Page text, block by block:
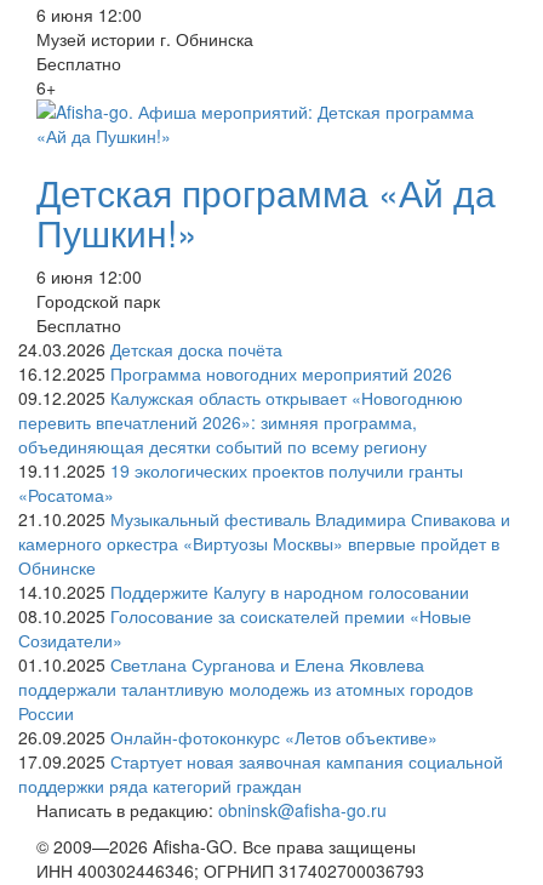
6 июня 12:00
Музей истории г. Обнинска
Бесплатно
6+
Детская программа «Ай да
Пушкин!»
6 июня 12:00
Городской парк
Бесплатно
24.03.2026 Детская доска почёта
16.12.2025 Программа новогодних мероприятий 2026
09.12.2025 Калужская область открывает «Новогоднюю
перевить впечатлений 2026»: зимняя программа,
объединяющая десятки событий по всему региону
19.11.2025 19 экологических проектов получили гранты
«Росатома»
21.10.2025 Музыкальный фестиваль Владимира Спивакова и
камерного оркестра «Виртуозы Москвы» впервые пройдет в
Обнинске
14.10.2025 Поддержите Калугу в народном голосовании
08.10.2025 Голосование за соискателей премии «Новые
Созидатели»
01.10.2025 Светлана Сурганова и Елена Яковлева
поддержали талантливую молодежь из атомных городов
России
26.09.2025 Онлайн-фотоконкурс «Летов объективе»
17.09.2025 Стартует новая заявочная кампания социальной
поддержки ряда категорий граждан
Написать в редакцию: obninsk@afisha-go.ru
© 2009—2026 Afisha-GO. Все права защищены
ИНН 400302446346; ОГРНИП 317402700036793